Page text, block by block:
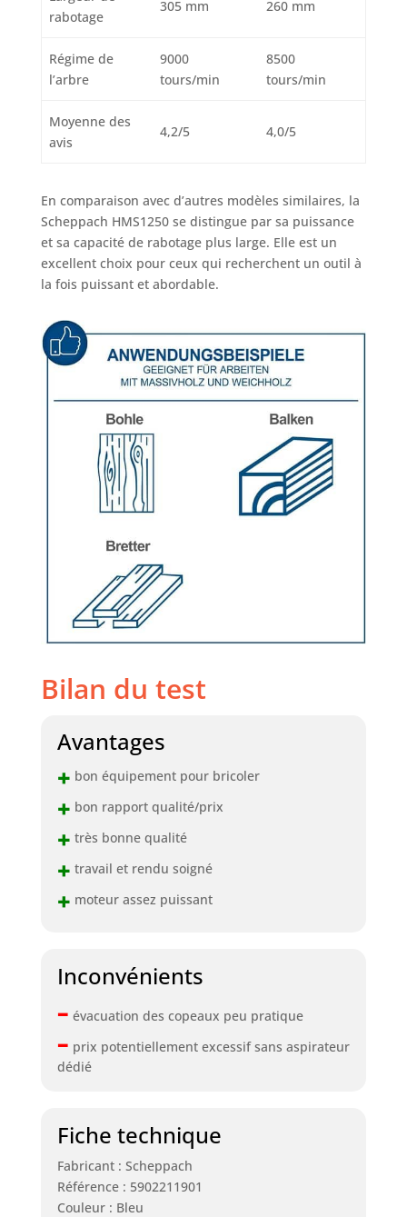
rabotage
305 mm 260 mm
Régime de
l’arbre
9000
tours/min
8500
tours/min
Moyenne des
avis
4,2/5 4,0/5
En comparaison avec d’autres modèles similaires, la
Scheppach HMS1250 se distingue par sa puissance
et sa capacité de rabotage plus large. Elle est un
excellent choix pour ceux qui recherchent un outil à
la fois puissant et abordable.
Bilan du test
Avantages
+ bon équipement pour bricoler
+ bon rapport qualité/prix
+ très bonne qualité
+ travail et rendu soigné
+ moteur assez puissant
Inconvénients
– évacuation des copeaux peu pratique
– prix potentiellement excessif sans aspirateur
dédié
Fiche technique
Fabricant : Scheppach
Référence : 5902211901
Couleur : Bleu